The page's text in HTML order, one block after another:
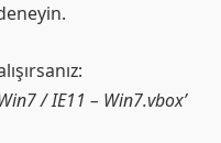
/ IE11 – Win7.vbox’